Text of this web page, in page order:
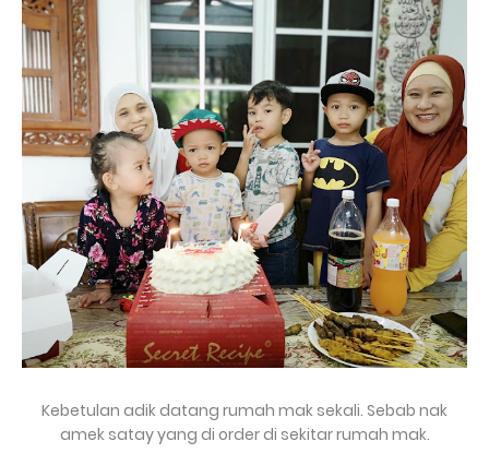
Kebetulan adik datang rumah mak sekali. Sebab nak
amek satay yang di order di sekitar rumah mak.